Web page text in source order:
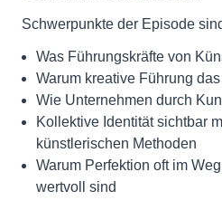
Schwerpunkte der Episode
Was Führungskräfte von
Warum kreative Führung
Wie Unternehmen durch
Kollektive Identität sichtbar
künstlerischen Methoden
Warum Perfektion oft im
wertvoll sind